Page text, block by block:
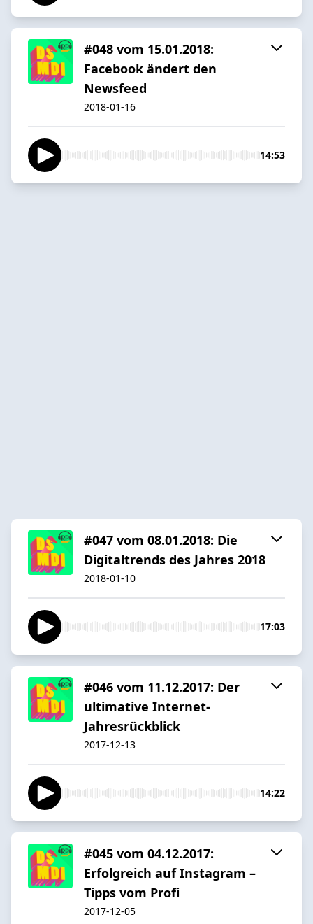
#048 vom 15.01.2018:
Facebook ändert den
Newsfeed
2018-01-16
14:53
#047 vom 08.01.2018: Die
Digitaltrends des Jahres 2018
2018-01-10
17:03
#046 vom 11.12.2017: Der
ultimative Internet-
Jahresrückblick
2017-12-13
14:22
#045 vom 04.12.2017:
Erfolgreich auf Instagram –
Tipps vom Profi
2017-12-05